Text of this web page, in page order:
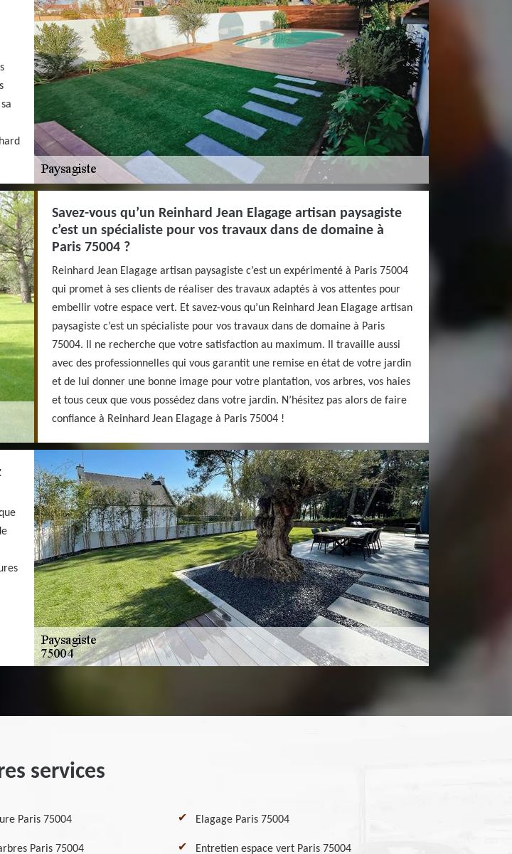
Savez-vous qu’un Reinhard Jean Elagage artisan paysagiste
c’est un spécialiste pour vos travaux dans de domaine à
Paris 75004 ?
Reinhard Jean Elagage artisan paysagiste c’est un expérimenté à Paris 75004
qui promet à ses clients de réaliser des travaux adaptés à vos attentes pour
embellir votre espace vert. Et savez-vous qu’un Reinhard Jean Elagage artisan
paysagiste c’est un spécialiste pour vos travaux dans de domaine à Paris
75004. Il ne recherche que votre satisfaction au maximum. Il travaille aussi
avec des professionnelles qui vous garantit une remise en état de votre jardin
et de lui donner une bonne image pour votre plantation, vos arbres, vos haies
et tous ceux que vous possédez dans votre jardin. N’hésitez pas alors de faire
confiance à Reinhard Jean Elagage à Paris 75004 !
services
Paris 75004 Elagage Paris 75004
Paris 75004 Entretien espace vert Paris 75004